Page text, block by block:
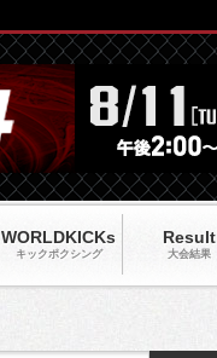
WORLDKICKs
キックポクシング
Result
大会結果